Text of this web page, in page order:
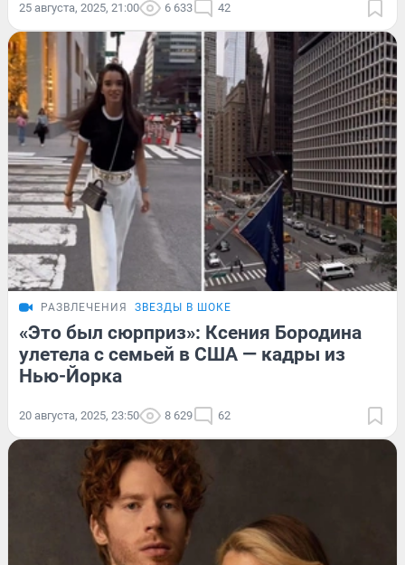
25 августа, 2025, 21:00 6 633 42
РАЗВЛЕЧЕНИЯ ЗВЕЗДЫ В ШОКЕ
«Это был сюрприз»: Ксения Бородина
улетела с семьей в США — кадры из
Нью-Йорка
20 августа, 2025, 23:50 8 629 62